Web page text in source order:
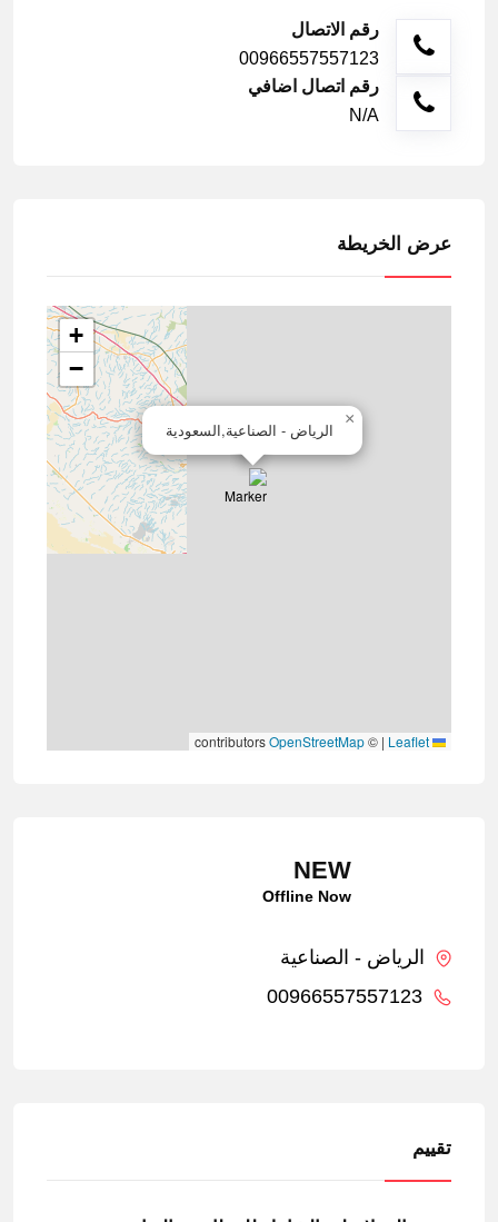
رقم الاتصال
00966557557123
رقم اتصال اضافي
N/A
عرض الخريطة
الرياض - الصناعية,السعودية
×
+
−
|
©
OpenStreetMap
NEW
Offline Now
الرياض - الصناعية
تقييم